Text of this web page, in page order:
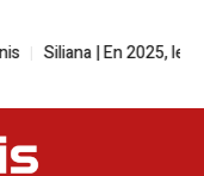
Siliana | En 2025, les